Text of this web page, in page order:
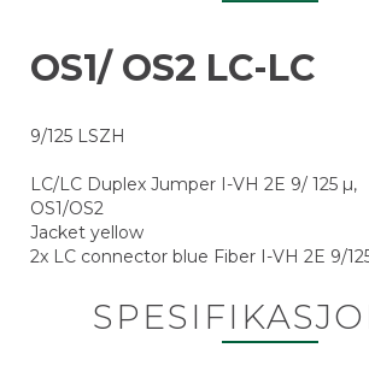
OS1/ OS2 LC-LC
9/125 LSZH
LC/LC Duplex Jumper I-VH 2E 9/ 125 µ,
OS1/OS2
Jacket yellow
2x LC connector blue Fiber I-VH 2E 9/